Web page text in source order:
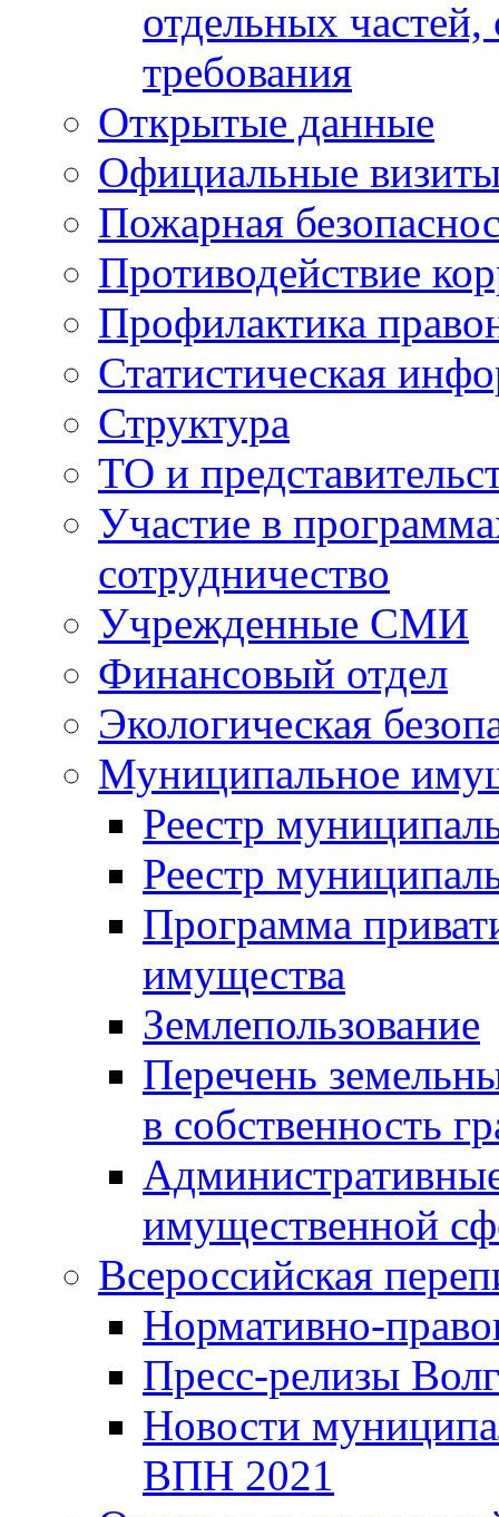
отдельных
требования
Открытые данные
Официальные
Пожарная
Противодействие
Профилактика
Статистическая
Структура
ТО и
Участие в
сотрудничество
Учрежденные СМИ
Финансовый отдел
Экологическая
Муниципальное
Реестр
Реестр
Программа
имущества
Землепользование
Перечень
в собственность
имущественной
Всероссийская
Нормативно-
Пресс-релизы
Новости
ВПН 2021